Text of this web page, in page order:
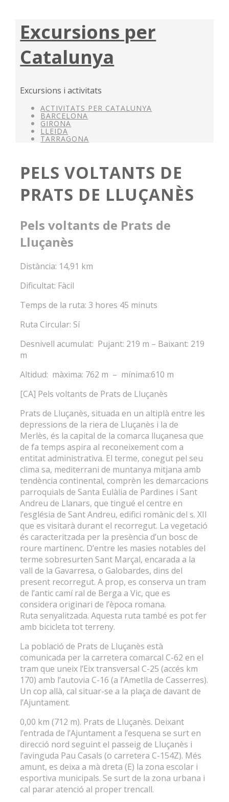
Excursions per
Catalunya
Excursions i activitats
ACTIVITATS PER CATALUNYA
BARCELONA
GIRONA
LLEIDA
TARRAGONA
PELS VOLTANTS DE
PRATS DE LLUÇANÈS
Pels voltants de Prats de
Lluçanès
Distància: 14,91 km
Dificultat: Fàcil
Temps de la ruta: 3 hores 45 minuts
Ruta Circular: Sí
Desnivell acumulat: Pujant: 219 m – Baixant: 219
m
Altidud: màxima: 762 m – mínima:610 m
[CA] Pels voltants de Prats de Lluçanès
Prats de Lluçanès, situada en un altiplà entre les
depressions de la riera de Lluçanès i la de
Merlès, és la capital de la comarca lluçanesa que
de fa temps aspira al reconeixement com a
entitat administrativa. El terme, conegut pel seu
clima sa, mediterrani de muntanya mitjana amb
tendència continental, comprèn les demarcacions
parroquials de Santa Eulàlia de Pardines i Sant
Andreu de Llanars, que tingué el centre en
l’església de Sant Andreu, edifici romànic del s. XII
que es visitarà durant el recorregut. La vegetació
és caracteritzada per la presència d’un bosc de
roure martinenc. D’entre les masies notables del
terme sobresurten Sant Marçal, encarada a la
vall de la Gavarresa, o Galobardes, dins del
present recorregut. A prop, es conserva un tram
de l’antic camí ral de Berga a Vic, que es
considera originari de l’època romana.
Ruta senyalitzada. Aquesta ruta també es pot fer
amb bicicleta tot terreny.
La població de Prats de Lluçanès està
comunicada per la carretera comarcal C-62 en el
tram que uneix l’Eix transversal C-25 (accés km
170) amb l’autovia C-16 (a l’Ametlla de Casserres).
Un cop allà, cal situar-se a la plaça de davant de
l’Ajuntament.
0,00 km (712 m). Prats de Lluçanès. Deixant
l’entrada de l’Ajuntament a l’esquena se surt en
direcció nord seguint el passeig de Lluçanès i
l’avinguda Pau Casals (o carretera C-154Z). Més
amunt, es deixa a mà dreta (E) la zona escolar i
esportiva municipals. Se surt de la zona urbana i
cal parar atenció al proper trencall.